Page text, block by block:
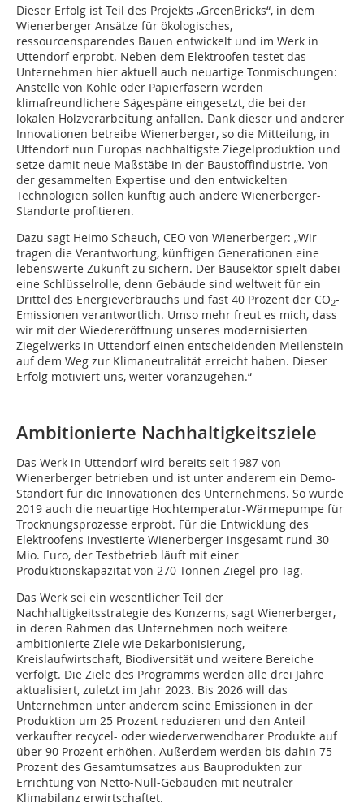
Dieser Erfolg ist Teil des Projekts „GreenBricks“, in dem
Wienerberger Ansätze für ökologisches,
ressourcensparendes Bauen entwickelt und im Werk in
Uttendorf erprobt. Neben dem Elektroofen testet das
Unternehmen hier aktuell auch neuartige Tonmischungen:
Anstelle von Kohle oder Papierfasern werden
klimafreundlichere Sägespäne eingesetzt, die bei der
lokalen Holzverarbeitung anfallen. Dank dieser und anderer
Innovationen betreibe Wienerberger, so die Mitteilung, in
Uttendorf nun Europas nachhaltigste Ziegelproduktion und
setze damit neue Maßstäbe in der Baustoffindustrie. Von
der gesammelten Expertise und den entwickelten
Technologien sollen künftig auch andere Wienerberger-
Standorte profitieren.
Dazu sagt Heimo Scheuch, CEO von Wienerberger: „Wir
tragen die Verantwortung, künftigen Generationen eine
lebenswerte Zukunft zu sichern. Der Bausektor spielt dabei
eine Schlüsselrolle, denn Gebäude sind weltweit für ein
Drittel des Energieverbrauchs und fast 40 Prozent der CO2-
Emissionen verantwortlich. Umso mehr freut es mich, dass
wir mit der Wiedereröffnung unseres modernisierten
Ziegelwerks in Uttendorf einen entscheidenden Meilenstein
auf dem Weg zur Klimaneutralität erreicht haben. Dieser
Erfolg motiviert uns, weiter voranzugehen.“
Ambitionierte Nachhaltigkeitsziele
Das Werk in Uttendorf wird bereits seit 1987 von
Wienerberger betrieben und ist unter anderem ein Demo-
Standort für die Innovationen des Unternehmens. So wurde
2019 auch die neuartige Hochtemperatur-Wärmepumpe für
Trocknungsprozesse erprobt. Für die Entwicklung des
Elektroofens investierte Wienerberger insgesamt rund 30
Mio. Euro, der Testbetrieb läuft mit einer
Produktionskapazität von 270 Tonnen Ziegel pro Tag.
Das Werk sei ein wesentlicher Teil der
Nachhaltigkeitsstrategie des Konzerns, sagt Wienerberger,
in deren Rahmen das Unternehmen noch weitere
ambitionierte Ziele wie Dekarbonisierung,
Kreislaufwirtschaft, Biodiversität und weitere Bereiche
verfolgt. Die Ziele des Programms werden alle drei Jahre
aktualisiert, zuletzt im Jahr 2023. Bis 2026 will das
Unternehmen unter anderem seine Emissionen in der
Produktion um 25 Prozent reduzieren und den Anteil
verkaufter recycel- oder wiederverwendbarer Produkte auf
über 90 Prozent erhöhen. Außerdem werden bis dahin 75
Prozent des Gesamtumsatzes aus Bauprodukten zur
Errichtung von Netto-Null-Gebäuden mit neutraler
Klimabilanz erwirtschaftet.